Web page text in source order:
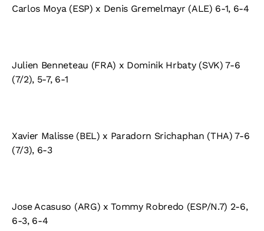
Carlos Moya (ESP) x Denis Gremelmayr (ALE) 6-1, 6-4
Julien Benneteau (FRA) x Dominik Hrbaty (SVK) 7-6
(7/2), 5-7, 6-1
Xavier Malisse (BEL) x Paradorn Srichaphan (THA) 7-6
(7/3), 6-3
Jose Acasuso (ARG) x Tommy Robredo (ESP/N.7) 2-6,
6-3, 6-4